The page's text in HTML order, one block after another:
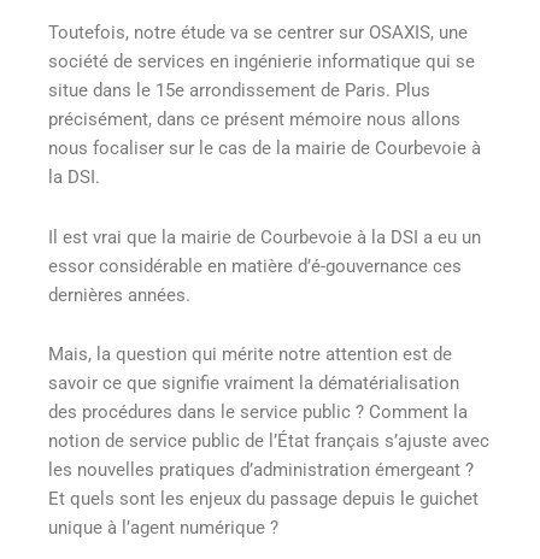
Toutefois, notre étude va se centrer sur OSAXIS, une
société de services en ingénierie informatique qui se
situe dans le 15e arrondissement de Paris. Plus
précisément, dans ce présent mémoire nous allons
nous focaliser sur le cas de la mairie de Courbevoie à
la DSI.
Il est vrai que la mairie de Courbevoie à la DSI a eu un
essor considérable en matière d’é-gouvernance ces
dernières années.
Mais, la question qui mérite notre attention est de
savoir ce que signifie vraiment la dématérialisation
des procédures dans le service public ? Comment la
notion de service public de l’État français s’ajuste avec
les nouvelles pratiques d’administration émergeant ?
Et quels sont les enjeux du passage depuis le guichet
unique à l’agent numérique ?